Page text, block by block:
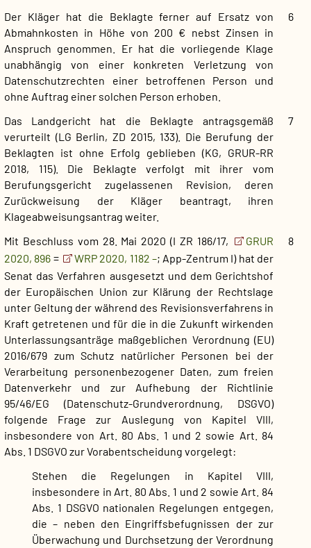
6
Der Kläger hat die Beklagte ferner auf Ersatz von
Abmahnkosten in Höhe von 200 € nebst Zinsen in
Anspruch genommen. Er hat die vorliegende Klage
unabhängig von einer konkreten Verletzung von
Datenschutzrechten einer betroffenen Person und
ohne Auftrag einer solchen Person erhoben.
7
Das Landgericht hat die Beklagte antragsgemäß
verurteilt (LG Berlin, ZD 2015, 133). Die Berufung der
Beklagten ist ohne Erfolg geblieben (KG, GRUR-RR
2018, 115). Die Beklagte verfolgt mit ihrer vom
Berufungsgericht zugelassenen Revision, deren
Zurückweisung der Kläger beantragt, ihren
Klageabweisungsantrag weiter.
8
Mit Beschluss vom 28. Mai 2020 (I ZR 186/17,
GRUR
2020, 896 = WRP 2020, 1182 –; App-Zentrum I) hat der
Senat das Verfahren ausgesetzt und dem Gerichtshof
der Europäischen Union zur Klärung der Rechtslage
unter Geltung der während des Revisionsverfahrens in
Kraft getretenen und für die in die Zukunft wirkenden
Unterlassungsanträge maßgeblichen Verordnung (EU)
2016/679 zum Schutz natürlicher Personen bei der
Verarbeitung personenbezogener Daten, zum freien
Datenverkehr und zur Aufhebung der Richtlinie
95/46/EG (Datenschutz-Grundverordnung, DSGVO)
folgende Frage zur Auslegung von Kapitel VIII,
insbesondere von Art. 80 Abs. 1 und 2 sowie Art. 84
Abs. 1 DSGVO zur Vorabentscheidung vorgelegt:
Stehen die Regelungen in Kapitel VIII,
insbesondere in Art. 80 Abs. 1 und 2 sowie Art. 84
Abs. 1 DSGVO nationalen Regelungen entgegen,
die – neben den Eingriffsbefugnissen der zur
Überwachung und Durchsetzung der Verordnung